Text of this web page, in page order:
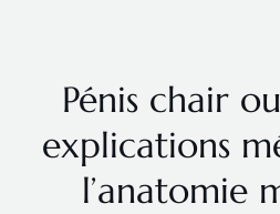
Pénis chair
explications
l’anatomie